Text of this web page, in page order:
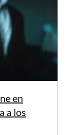
en
a los